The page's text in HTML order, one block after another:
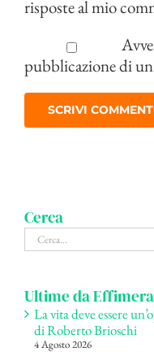
risposte al mio
pubblicazione di
Cerca
Cerca
per:
Ultime da Effimera
La vita deve essere
di Roberto Brioschi
4 Agosto 2026